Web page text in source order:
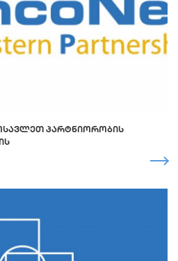
ᲞᲐᲠᲢᲜᲘᲝᲠᲝᲑᲘᲡ